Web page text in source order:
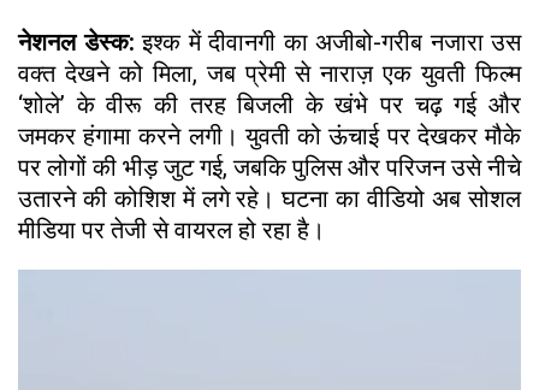
नेशनल डेस्क:इश्क में दीवानगी का अजीबो-गरीब नजारा उस
वक्त देखने को मिला, जब प्रेमी से नाराज़ एक युवती फिल्म
‘शोले’ के वीरू की तरह बिजली के खंभे पर चढ़ गई और
जमकर हंगामा करने लगी। युवती को ऊंचाई पर देखकर मौके
पर लोगों की भीड़ जुट गई, जबकि पुलिस और परिजन उसे नीचे
उतारने की कोशिश में लगे रहे। घटना का वीडियो अब सोशल
मीडिया पर तेजी से वायरल हो रहा है।